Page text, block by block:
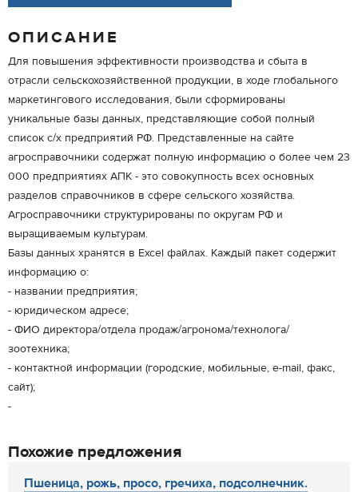
ОПИСАНИЕ
Для повышения эффективности производства и сбыта в
отрасли сельскохозяйственной продукции, в ходе глобального
маркетингового исследования, были сформированы
уникальные базы данных, представляющие собой полный
список с/х предприятий РФ. Представленные на сайте
агросправочники содержат полную информацию о более чем 23
000 предприятиях АПК - это совокупность всех основных
разделов справочников в сфере сельского хозяйства.
Агросправочники структурированы по округам РФ и
выращиваемым культурам.
Базы данных хранятся в Excel файлах. Каждый пакет содержит
информацию о:
- названии предприятия;
- юридическом адресе;
- ФИО директора/отдела продаж/агронома/технолога/
зоотехника;
- контактной информации (городские, мобильные, e-mail, факс,
сайт);
-
Похожие предложения
Пшеница, рожь, просо, гречиха, подсолнечник.